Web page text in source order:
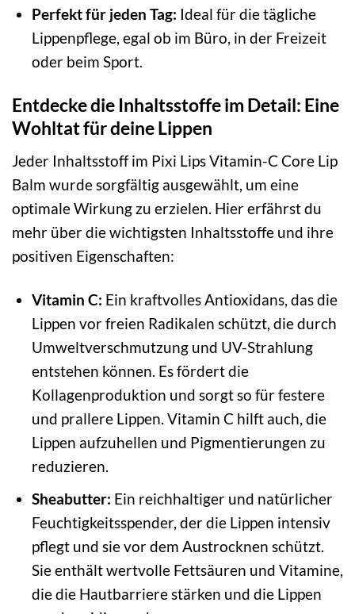
Perfekt für jeden Tag: Ideal für die tägliche
Lippenpflege, egal ob im Büro, in der Freizeit
oder beim Sport.
Entdecke die Inhaltsstoffe im Detail: Eine
Wohltat für deine Lippen
Jeder Inhaltsstoff im Pixi Lips Vitamin-C Core Lip
Balm wurde sorgfältig ausgewählt, um eine
optimale Wirkung zu erzielen. Hier erfährst du
mehr über die wichtigsten Inhaltsstoffe und ihre
positiven Eigenschaften:
Vitamin C: Ein kraftvolles Antioxidans, das die
Lippen vor freien Radikalen schützt, die durch
Umweltverschmutzung und UV-Strahlung
entstehen können. Es fördert die
Kollagenproduktion und sorgt so für festere
und prallere Lippen. Vitamin C hilft auch, die
Lippen aufzuhellen und Pigmentierungen zu
reduzieren.
Sheabutter: Ein reichhaltiger und natürlicher
Feuchtigkeitsspender, der die Lippen intensiv
pflegt und sie vor dem Austrocknen schützt.
Sie enthält wertvolle Fettsäuren und Vitamine,
die die Hautbarriere stärken und die Lippen